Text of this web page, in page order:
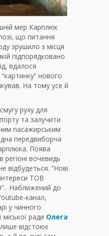
мер Карплюк
що питання
зрушило з місця
підпорядковано
вдалося
нового
На тому усе й
руху для
та залучити
пасажирським
передвиборча
Поява
регіоні вочевидь
відбудеться. “Нові
ТОВ
Наближений до
канал,
у чинного
ради Олега
відстоює